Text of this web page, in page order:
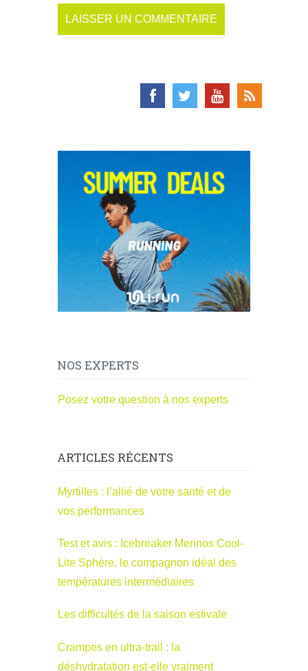
NOS EXPERTS
Posez votre question à nos experts
ARTICLES RÉCENTS
Myrtilles : l’allié de votre santé et de
vos performances
Test et avis : Icebreaker Merinos Cool-
Lite Sphère, le compagnon idéal des
températures intermédiaires
Les difficultés de la saison estivale
Crampes en ultra-trail : la
déshydratation est-elle vraiment